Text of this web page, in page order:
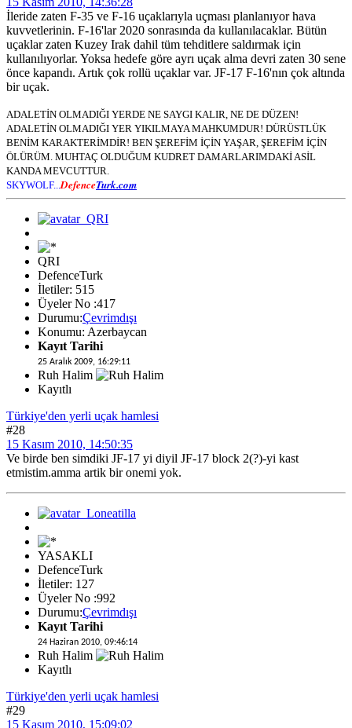
İleride zaten F-35 ve F-16 uçaklarıyla uçması planlanıyor hava
kuvvetlerinin. F-16'lar 2020 sonrasında da kullanılacaklar. Bütün
uçaklar zaten Kuzey Irak dahil tüm tehditlere saldırmak için
kullanılıyorlar. Yoksa hedefe göre ayrı uçak alma devri zaten 30 sene
önce kapandı. Artık çok rollü uçaklar var. JF-17 F-16'nın çok altında
bir uçak.
ADALETİN OLMADIĞI YERDE NE SAYGI KALIR, NE DE DÜZEN!
ADALETİN OLMADIĞI YER YIKILMAYA MAHKUMDUR! DÜRÜSTLÜK
BENİM KARAKTERİMDİR! BEN ŞEREFİM İÇİN YAŞAR, ŞEREFİM İÇİN
ÖLÜRÜM. MUHTAÇ OLDUĞUM KUDRET DAMARLARIMDAKİ ASİL
KANDA MEVCUTTUR.
SKYWOLF... DefenceTurk.com
QRI
DefenceTurk
İletiler: 515
Üyeler No :417
Durumu:Çevrimdışı
Konumu: Azerbaycan
Kayıt Tarihi
25 Aralık 2009, 16:29:11
Ruh Halim
Kayıtlı
Türkiye'den yerli uçak hamlesi
#28
15 Kasım 2010, 14:50:35
Ve birde ben simdiki JF-17 yi diyil JF-17 block 2(?)-yi kast
etmistim.amma artik bir onemi yok.
YASAKLI
DefenceTurk
İletiler: 127
Üyeler No :992
Durumu:Çevrimdışı
Kayıt Tarihi
24 Haziran 2010, 09:46:14
Ruh Halim
Kayıtlı
Türkiye'den yerli uçak hamlesi
#29
15 Kasım 2010, 15:09:02